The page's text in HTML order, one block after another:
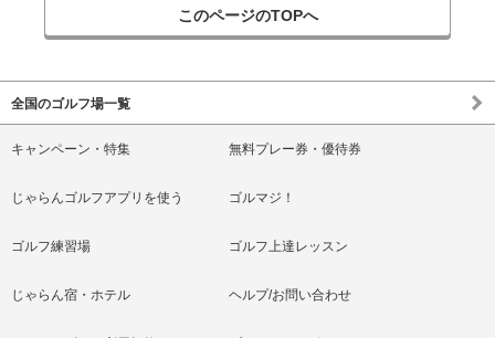
このページのTOPへ
全国のゴルフ場一覧
キャンペーン・特集 無料プレー券・優待券
じゃらんゴルフアプリを使う ゴルマジ！
ゴルフ練習場 ゴルフ上達レッスン
じゃらん宿・ホテル ヘルプ/お問い合わせ